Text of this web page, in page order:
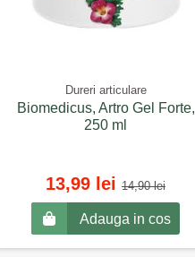
Dureri articulare
Biomedicus, Artro Gel Forte,
250 ml
13,99 lei 14,90 lei
Adauga in cos